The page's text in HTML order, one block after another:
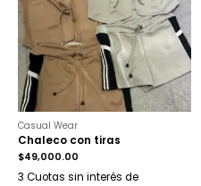
Casual Wear
Chaleco con tiras
$49,000.00
3 Cuotas sin interés de